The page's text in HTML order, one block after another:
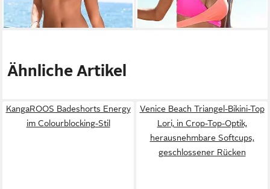
lieferbar - in 1-2 Werktagen bei dir
Ähnliche Artikel
KangaROOS Badeshorts Energy
im Colourblocking-Stil
Venice Beach Triangel-Bikini-Top
Lori, in Crop-Top-Optik,
herausnehmbare Softcups,
geschlossener Rücken